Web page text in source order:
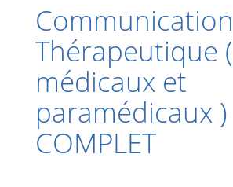
Communication
Thérapeutique (
médicaux et
paramédicaux )
COMPLET